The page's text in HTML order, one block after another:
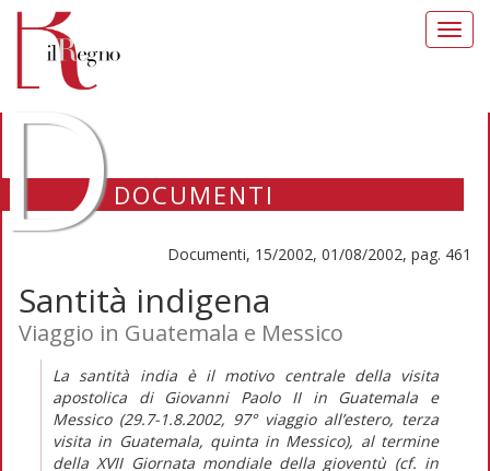
DOCUMENTI
Documenti, 15/2002, 01/08/2002, pag. 461
Santità indigena
Viaggio in Guatemala e Messico
La santità india è il motivo centrale della visita
apostolica di Giovanni Paolo II in Guatemala e
Messico (29.7-1.8.2002, 97° viaggio all’estero, terza
visita in Guatemala, quinta in Messico), al termine
della XVII Giornata mondiale della gioventù (cf. in